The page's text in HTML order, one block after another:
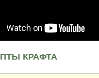
КРАФТА